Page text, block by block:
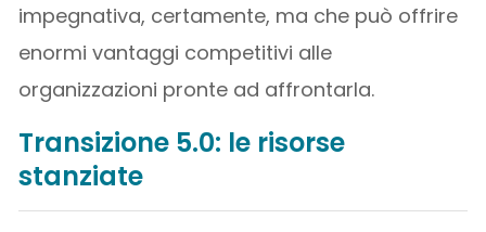
impegnativa, certamente, ma che può offrire
enormi vantaggi competitivi alle
organizzazioni pronte ad affrontarla.
Transizione 5.0: le risorse
stanziate